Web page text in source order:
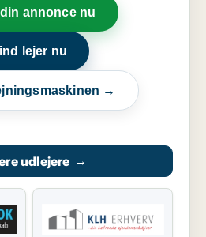
annonce nu
lejer nu
→
udlejere →